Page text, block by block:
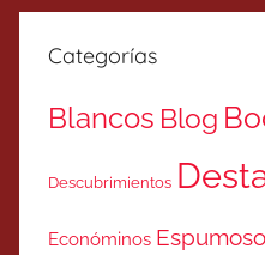
Categorías
Blancos Blog
Descubrimientos
Económinos